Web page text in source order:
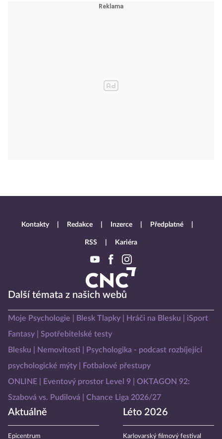
Další témata z našich webů
Moje Psychologie Blesk Tlapky Hráči na Blesku
iSport
Fantasy
Spotřebitelské testy
Blesku
Nemovitosti
Psychologika - podcast rozbíjející
psychologické mýty
Fotbalové přestupy
ONLINE
Eventový prostor Level 9
OKTAGON 92:
Szabová vs. Pudilová
Chance Liga 2026/27
Aktuálně
Epicentrum
Léto 2026
Karlovarský filmový festival
Kontakty Redakce Inzerce Předplatné
RSS Kariéra